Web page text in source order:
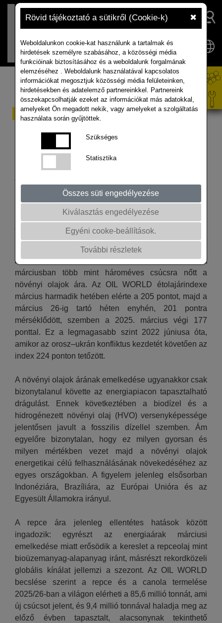
Rövid tájékoztató a sütikről (Cookie-k) ✖
Weboldalunkon cookie-kat használunk a tartalmak és
hirdetések személyre szabásához, a közösségi média
funkcióinak biztosításához és a weboldalunk forgalmának
elemzéséhez . Weboldalunk használatával kapcsolatos
információkat megosztjuk közösségi média felületeinken,
hirdetésekben és adatelemző partnereinkkel. Partnereink
összekapcsolhatják ezeket az információkat más adatokkal,
amelyeket Ön megadott nekik, vagy amelyeket a szolgáltatás
használata során gyűjtöttek.
Szükséges
Statisztika
Összes süti engedélyezése
Kiválasztás engedélyezése
Egyéni cooke-beállítások.
További részletek
Repce és canola piaci
helyzetkép – 2026.
március
Oil World elemzéseket és előrejelzéseket ad az olajos
magvak, olajok és zsírok, valamint olajdara piacáról a
németországi Hamburgban. További részletek a cég
profiljáról és szolgáltatásairól
www.oilworld.de
Az energiaárak meredek emelkedése miatt
márciusban több mint hároméves csúcsra nőtt a
növényi olajok ára. Az OIL WORLD étolajárindexe
március harmadik hetében elérte a 205 pontot, majd a
március 26-ig tartó héten enyhén, 201 pontra
mérséklődött, szemben a 2025. március végi 177
ponttal. Ez a legmagasabb szint 2022 júniusa óta,
amikor az orosz–ukrán konfliktus kezdetét követően az
index 224 ponton tetőzött.
A növényi olajok árának emelkedése ugyanakkor csak
bizonytalanul követte az energiapiacon tapasztalható
drágulást. Ennek következtében a biodízel és a
hidrogénezett növényi olaj (HVO) versenyképessége
jelentősen javult a fosszilis dízellel szemben. Ám
egyelőre bizonytalan, hogy ez milyen gyorsan és
milyen mértékben vezet majd a növényi olajok
energetikai célú felhasználásának növekedéséhez az
egyes országokban. A figyelem jelenleg elsősorban
Indonéziára, Brazíliára, az Európai Unióra és az
Egyesült Államokra irányul.
A repce ára jelenleg ellentétes hatások között
ingadozik: egyrészt az energiaárak márciusi
emelkedése miatt erősödik a kereslet a repceolaj mint
bioüzemanyag-alapanyag iránt, másrészt rekordközeli
globális kínálat jellemzi a szezont. Az OIL WORLD
becslése szerint a repce és a canola termelése
2025/26-ban a világon elérheti a 85,6 millió tonnát, ami
új csúcsot jelent, és 9,4 millió tonnával haladja meg az
előző évben tapasztalt, alacsonynak tekinthető